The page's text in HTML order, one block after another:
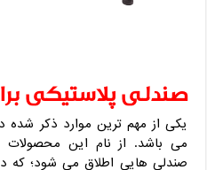
صندلی پلاستیکی
یکی از مهم ترین موارد ذکر شده
می باشد. از نام این
صندلی هایی اطلاق می شود؛ که